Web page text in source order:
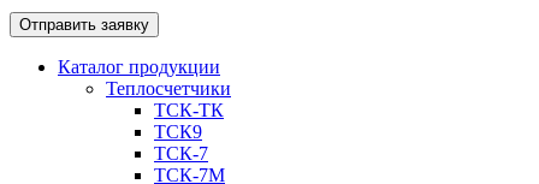
Отправить заявку
Каталог продукции
Теплосчетчики
ТСК-ТК
ТСК9
ТСК-7
ТСК-7М